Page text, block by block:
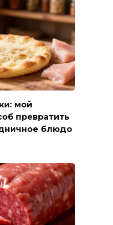
мой
превратить
блюдо